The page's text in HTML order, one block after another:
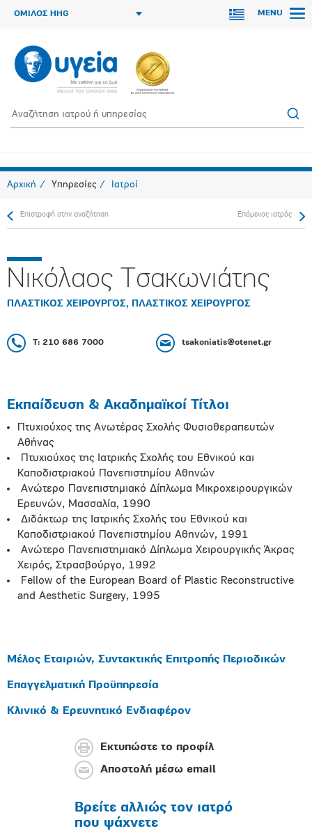
ΟΜΙΛΟΣ HHG MENU
Αρχική Υπηρεσίες Ιατροί
Επιστροφή στην αναζήτηση Επόμενος ιατρός
Νικόλαος Τσακωνιάτης
ΠΛΑΣΤΙΚΟΣ ΧΕΙΡΟΥΡΓΟΣ, ΠΛΑΣΤΙΚΟΣ ΧΕΙΡΟΥΡΓΟΣ
Τ: 210 686 7000 tsakoniatis@otenet.gr
Εκπαίδευση & Ακαδημαϊκοί Τίτλοι
Πτυχιούχος της Ανωτέρας Σχολής Φυσιοθεραπευτών
Αθήνας
Πτυχιούχος της Ιατρικής Σχολής του Εθνικού και
Καποδιστριακού Πανεπιστημίου Αθηνών
Ανώτερο Πανεπιστημιακό Δίπλωμα Μικροχειρουργικών
Ερευνών, Μασσαλία, 1990
Διδάκτωρ της Ιατρικής Σχολής του Εθνικού και
Καποδιστριακού Πανεπιστημίου Αθηνών, 1991
Ανώτερο Πανεπιστημιακό Δίπλωμα Χειρουργικής Άκρας
Χειρός, Στρασβούργο, 1992
Fellow of the European Board of Plastic Reconstructive
and Aesthetic Surgery, 1995
Μέλος Εταιριών, Συντακτικής Επιτροπής Περιοδικών
Επαγγελματική Προϋπηρεσία
Κλινικό & Ερευνητικό Ενδιαφέρον
Εκτυπώστε το προφίλ
Αποστολή μέσω email
Βρείτε αλλιώς τον ιατρό
που ψάχνετε